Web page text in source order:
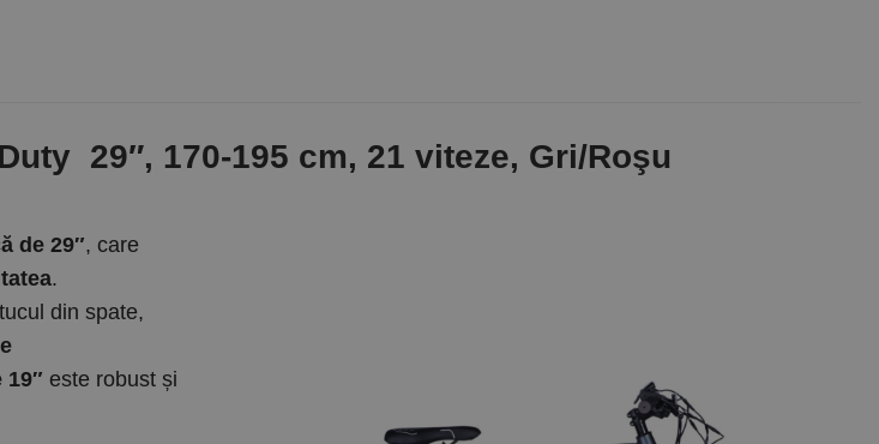
29″, 170-195 cm, 21 viteze, Gri/Roşu
de 29″, care
.
din spate,
19″ este robust și